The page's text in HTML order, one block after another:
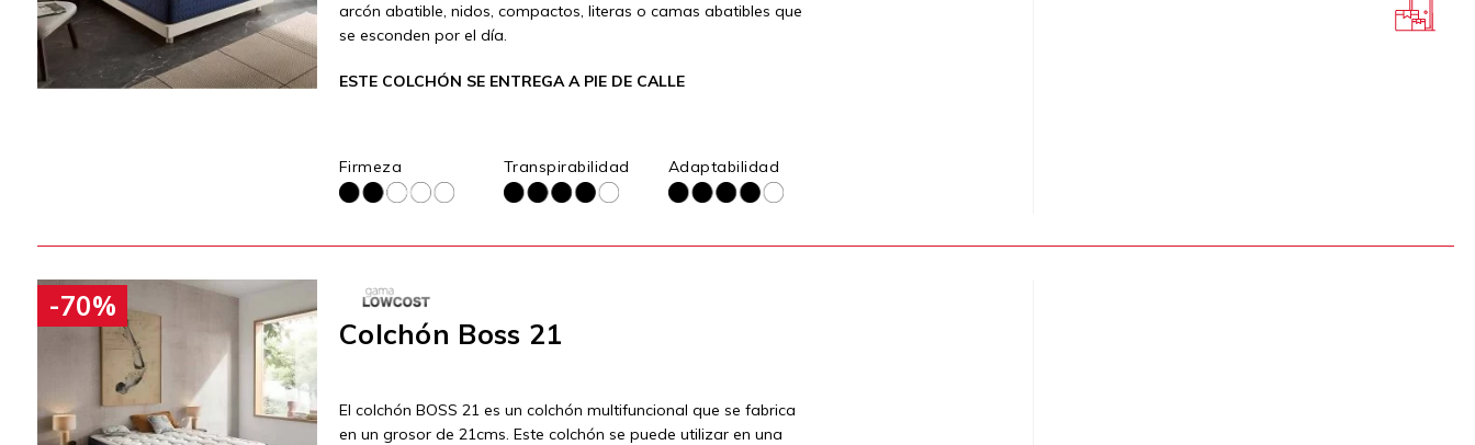
arcón abatible, nidos, compactos, literas o camas abatibles que
se esconden por el día.
ESTE COLCHÓN SE ENTREGA A PIE DE CALLE
Firmeza Transpirabilidad Adaptabilidad
-70%
Colchón Boss 21
El colchón BOSS 21 es un colchón multifuncional que se fabrica
en un grosor de 21cms. Este colchón se puede utilizar en una